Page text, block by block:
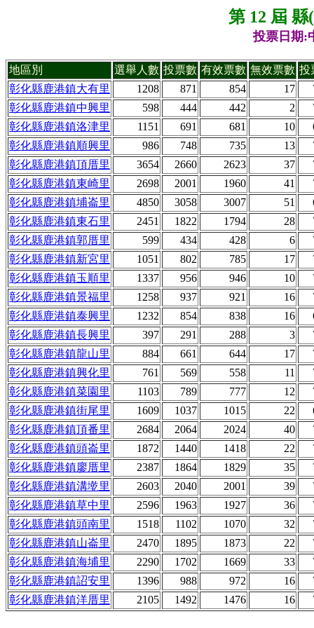
第 12 屆
投票日期:
地區別 選舉人數 投票數 有效票數 無效票數 投
彰化縣鹿港鎮大有里
1208 871 854 17
彰化縣鹿港鎮中興里
598 444 442 2
彰化縣鹿港鎮洛津里
1151 691 681 10
彰化縣鹿港鎮順興里
986 748 735 13
彰化縣鹿港鎮頂厝里
3654 2660 2623 37
彰化縣鹿港鎮東崎里
2698 2001 1960 41
彰化縣鹿港鎮埔崙里
4850 3058 3007 51
彰化縣鹿港鎮東石里
2451 1822 1794 28
彰化縣鹿港鎮郭厝里
599 434 428 6
彰化縣鹿港鎮新宮里
1051 802 785 17
彰化縣鹿港鎮玉順里
1337 956 946 10
彰化縣鹿港鎮景福里
1258 937 921 16
彰化縣鹿港鎮泰興里
1232 854 838 16
彰化縣鹿港鎮長興里
397 291 288 3
彰化縣鹿港鎮龍山里
884 661 644 17
彰化縣鹿港鎮興化里
761 569 558 11
彰化縣鹿港鎮菜園里
1103 789 777 12
彰化縣鹿港鎮街尾里
1609 1037 1015 22
彰化縣鹿港鎮頂番里
2684 2064 2024 40
彰化縣鹿港鎮頭崙里
1872 1440 1418 22
彰化縣鹿港鎮廖厝里
2387 1864 1829 35
彰化縣鹿港鎮溝墘里
2603 2040 2001 39
彰化縣鹿港鎮草中里
2596 1963 1927 36
彰化縣鹿港鎮頭南里
1518 1102 1070 32
彰化縣鹿港鎮山崙里
2470 1895 1873 22
彰化縣鹿港鎮海埔里
2290 1702 1669 33
彰化縣鹿港鎮詔安里
1396 988 972 16
彰化縣鹿港鎮洋厝里
2105 1492 1476 16